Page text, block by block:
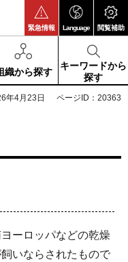
緊急情報 Language 閲覧補助
織から探す
キーワードから
探す
年4月23日 ページID：20363
ーロッパなどの乾燥
いならされたもので